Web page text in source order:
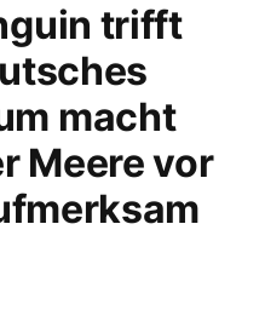
trifft
macht
Meere vor